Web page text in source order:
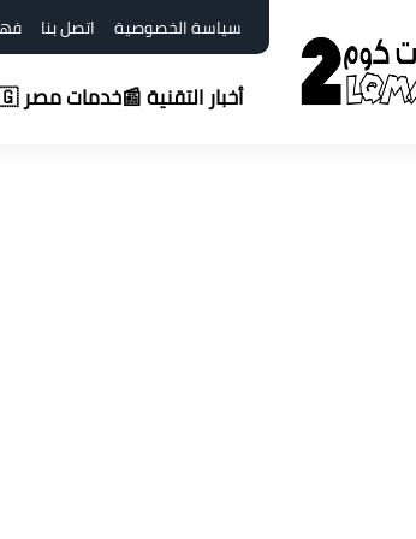
سياسة الخصوصية اتصل بنا
أخبار التقنية 📰خدمات مصر 🇪🇬